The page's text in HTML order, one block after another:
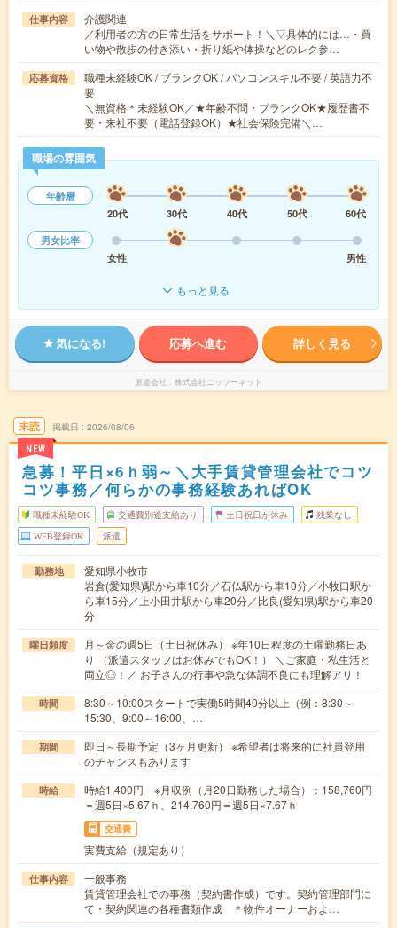
仕事内容
介護関連
／利用者の方の日常生活をサポート！＼▽具体的には…・買
い物や散歩の付き添い・折り紙や体操などのレク参…
応募資格
職種未経験OK / ブランクOK / パソコンスキル不要 / 英語力不
要
＼無資格＊未経験OK／★年齢不問・ブランクOK★履歴書不
要・来社不要（電話登録OK）★社会保険完備＼…
職場の雰囲気
年齢層
20代
30代 40代 50代
60代
男女比率
女性
男性
もっと見る
気になる! 応募へ進む 詳しく見る
派遣会社 株式会社ニッソーネット
未読
NEW
掲載日 2026/08/06
急募！平日×6ｈ弱～＼大手賃貸管理会社でコツ
コツ事務／何らかの事務経験あればOK
職種未経験OK 交通費別途支給あり 土日祝日が休み 残業なし
WEB登録OK 派遣
勤務地
愛知県小牧市
岩倉(愛知県)駅から車10分／石仏駅から車10分／小牧口駅か
ら車15分／上小田井駅から車20分／比良(愛知県)駅から車20
分
曜日頻度
月～金の週5日（土日祝休み） ※年10日程度の土曜勤務日あ
り （派遣スタッフはお休みでもOK！） ＼ご家庭・私生活と
両立◎！／ お子さんの行事や急な体調不良にも理解アリ！
時間
8:30～10:00スタートで実働5時間40分以上（例：8:30～
15:30、9:00～16:00、…
期間
即日～長期予定（3ヶ月更新） ※希望者は将来的に社員登用
のチャンスもあります
時給
時給1,400円 ※月収例（月20日勤務した場合）：158,760円
＝週5日×5.67ｈ、214,760円＝週5日×7.67ｈ
交通費
実費支給（規定あり）
仕事内容
一般事務
賃貸管理会社での事務（契約書作成）です。契約管理部門に
て・契約関連の各種書類作成 ＊物件オーナーおよ…